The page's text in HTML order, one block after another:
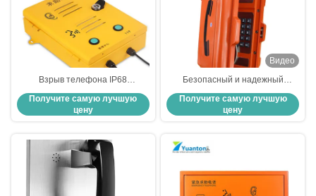
Взрыв телефона IP68
железнодорожного маяка
промышленный VOIP тоннеля
шоссе погодостойкий анти-
Получите самую лучшую
цену
Видео
Безопасный и надежный
промышленный телефон VoIP
хэндс-фри для химических
заводов тоннеля
Получите самую лучшую
цену